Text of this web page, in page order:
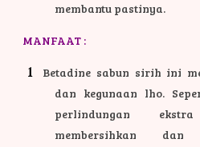
membantu pastinya.
MANFAAT :
Betadine sabun sirih ini
dan kegunaan lho.
perlindungan
membersihkan